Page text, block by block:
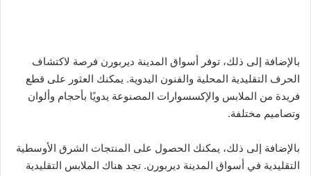
بالإضافة إلى ذلك، توفر أسواق المدينة ديربورن فرصة لاكتشاف
الحرف التقليدية المحلية والفنون اليدوية. يمكنك العثور على قطع
فريدة من الملابس والإكسسوارات المصنوعة يدويًا بأحجام وألوان
وتصاميم مختلفة.
بالإضافة إلى ذلك، يمكنك الحصول على المنتجات الشرق الأوسطية
التقليدية في أسواق المدينة ديربورن. تجد هناك الملابس التقليدية